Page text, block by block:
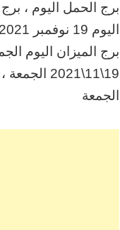
برج الميزان اليوم
الجمعة